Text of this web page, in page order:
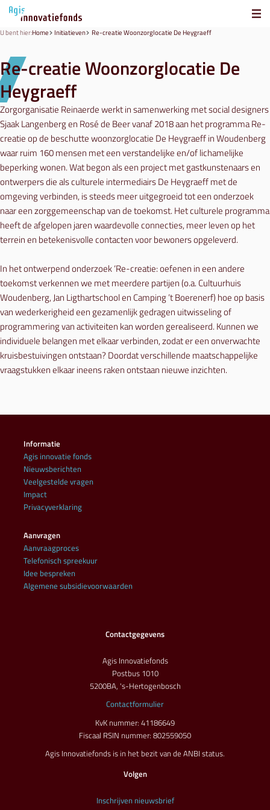
U bent hier:Home Initiatieven Re-creatie Woonzorglocatie De Heygraeff
Re-creatie Woonzorglocatie De
Heygraeff
Zorgorganisatie Reinaerde werkt in samenwerking met social designers
Sjaak Langenberg en Rosé de Beer vanaf 2018 aan het programma Re-
creatie op de beschutte woonzorglocatie De Heygraeff in Woudenberg
waar ruim 160 mensen met een verstandelijke en/of lichamelijke
beperking wonen. Wat begon als een project met gastkunstenaars en
ontwerpers die als culturele intermediairs De Heygraeff met de
omgeving verbinden, is steeds meer uitgegroeid tot een onderzoek
naar een zorggemeenschap van de toekomst. Het culturele programma
heeft de afgelopen jaren waardevolle connecties, meer leven op het
terrein en betekenisvolle contacten voor bewoners opgeleverd.
In het ontwerpend onderzoek ‘Re-creatie: oefenen in een andere
toekomst verkennen we met meerdere partijen (o.a. Cultuurhuis
Woudenberg, Jan Ligthartschool en Camping ’t Boerenerf) hoe op basis
van wederkerigheid een gezamenlijk gedragen uitwisseling of
programmering van activiteiten kan worden gerealiseerd. Kunnen we
individuele belangen met elkaar verbinden, zodat er een onverwachte
kruisbestuivingen ontstaan? Doordat verschillende maatschappelijke
vraagstukken elkaar ineens raken ontstaan nieuwe inzichten.
Informatie
Agis innovatie fonds
Nieuwsberichten
Veelgestelde vragen
Impact
Privacyverklaring
Aanvragen
Aanvraagproces
Telefonisch spreekuur
Idee bespreken
Algemene subsidievoorwaarden
Contactgegevens
Agis Innovatiefonds
Postbus 1010
5200BA, 's-Hertogenbosch
Contactformulier
KvK nummer: 41186649
Fiscaal RSIN nummer: 802559050
Agis Innovatiefonds is in het bezit van de ANBI status.
Volgen
Inschrijven nieuwsbrief